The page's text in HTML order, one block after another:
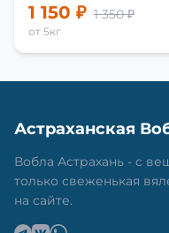
1 150 ₽ 1 350 ₽
от 5кг
Астраханская
Вобла Астрахань - с
только свеженькая
на сайте.